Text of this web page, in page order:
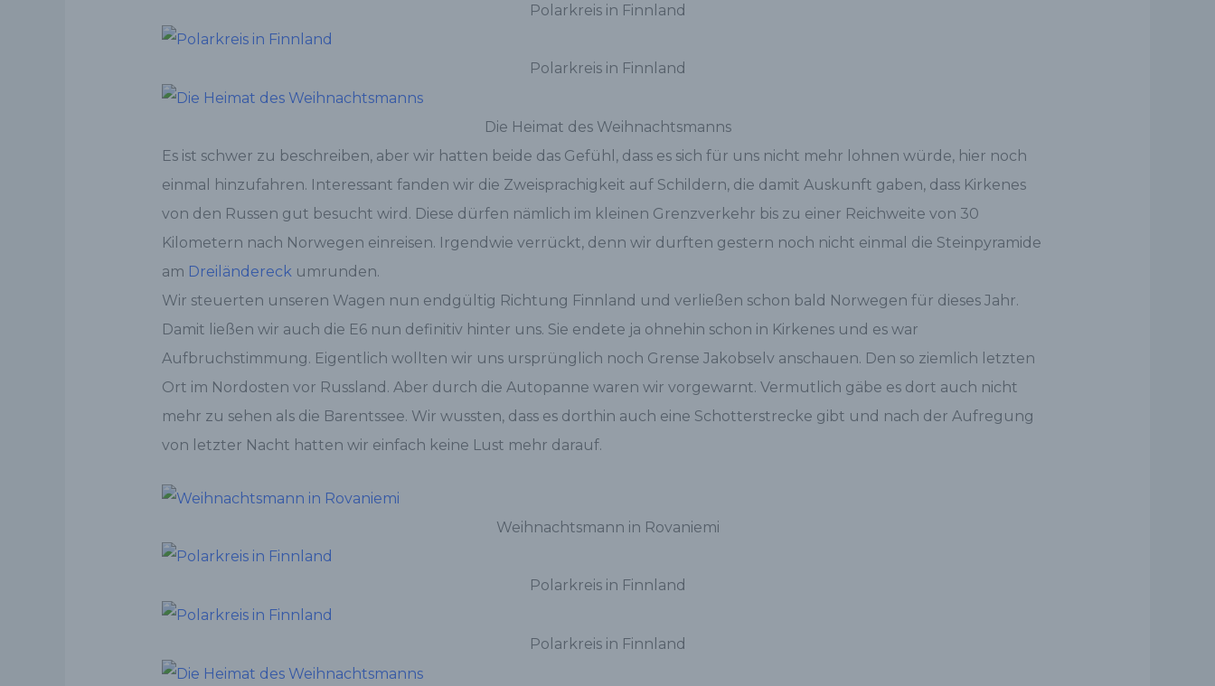
Polarkreis in Finnland
Polarkreis in Finnland
Die Heimat des Weihnachtsmanns
Es ist schwer zu beschreiben, aber wir hatten beide das Gefühl, dass es sich für uns nicht mehr lohnen würde, hier noch
einmal hinzufahren. Interessant fanden wir die Zweisprachigkeit auf Schildern, die damit Auskunft gaben, dass Kirkenes
von den Russen gut besucht wird. Diese dürfen nämlich im kleinen Grenzverkehr bis zu einer Reichweite von 30
Kilometern nach Norwegen einreisen. Irgendwie verrückt, denn wir durften gestern noch nicht einmal die Steinpyramide
am Dreiländereckumrunden.
Wir steuerten unseren Wagen nun endgültig Richtung Finnland und verließen schon bald Norwegen für dieses Jahr.
Damit ließen wir auch die E6 nun definitiv hinter uns. Sie endete ja ohnehin schon in Kirkenes und es war
Aufbruchstimmung. Eigentlich wollten wir uns ursprünglich noch Grense Jakobselv anschauen. Den so ziemlich letzten
Ort im Nordosten vor Russland. Aber durch die Autopanne waren wir vorgewarnt. Vermutlich gäbe es dort auch nicht
mehr zu sehen als die Barentssee. Wir wussten, dass es dorthin auch eine Schotterstrecke gibt und nach der Aufregung
von letzter Nacht hatten wir einfach keine Lust mehr darauf.
Weihnachtsmann in Rovaniemi
Polarkreis in Finnland
Polarkreis in Finnland